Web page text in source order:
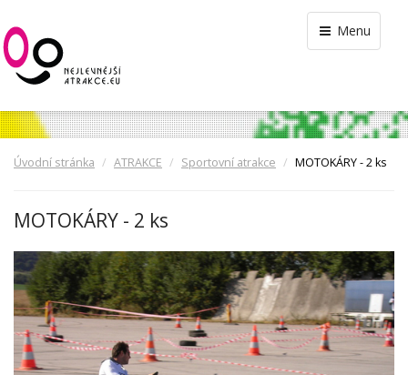
Menu
Úvodní stránka ATRAKCE Sportovní atrakce MOTOKÁRY - 2 ks
MOTOKÁRY - 2 ks